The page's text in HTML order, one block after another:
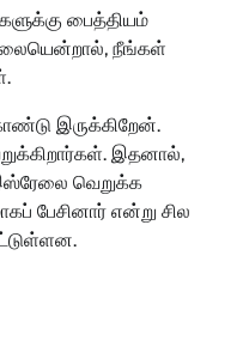
பைத்தியம்
நீங்கள்
இருக்கிறேன்.
இதனால்,
வெறுக்க
பேசினார் என்று சில